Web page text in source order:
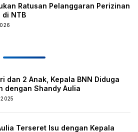
Ratusan Pelanggaran Perizinan
di NTB
dan 2 Anak, Kepala BNN Diduga
dengan Shandy Aulia
2025
Terseret Isu dengan Kepala